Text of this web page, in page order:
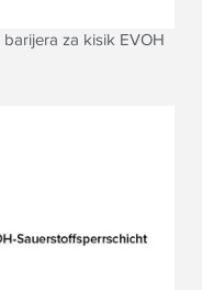
za kisik EVOH